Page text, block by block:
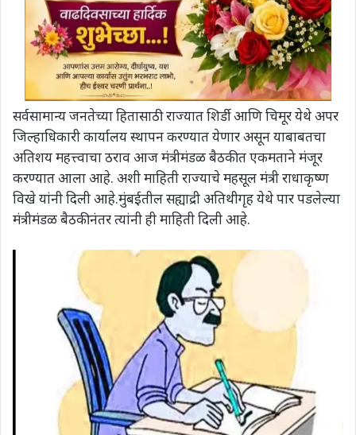
सर्वसामान्य जनतेच्या हितासाठी राज्यात शिर्डी आणि चिमूर येथे अपर
जिल्हाधिकारी कार्यालय स्थापन करण्यात येणार असून याबाबतचा
अतिशय महत्त्वाचा ठराव आज मंत्रीमंडळ बैठकीत एकमताने मंजूर
करण्यात आला आहे‌. अशी माहिती राज्याचे महसूल मंत्री राधाकृष्ण
विखे यांनी‌ दिली आहे.मुंबईतील सह्याद्री अतिथीगृह येथे पार पडलेल्या
मंत्रीमंडळ बैठकीनंतर त्यांनी ही माहिती दिली आहे.